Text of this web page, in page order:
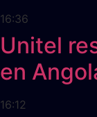
16:36
Unitel
en
16:12